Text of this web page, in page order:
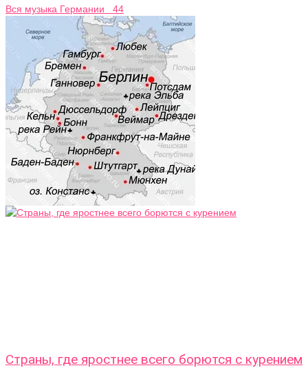
Вся музыка Германии 44
Страны, где яростнее всего борются с курением